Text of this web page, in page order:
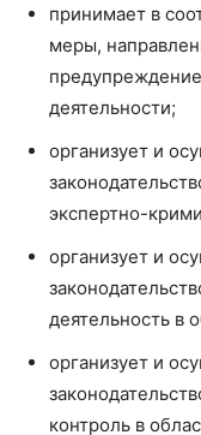
принимает в
меры,
деятельности;
организует и
экспертно-
организует и
деятельность в
организует и
контроль в